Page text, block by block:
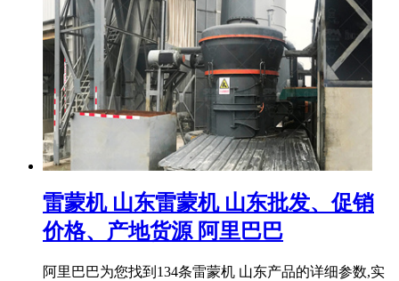
雷蒙机 山东雷蒙机 山东批发、促销
价格、产地货源 阿里巴巴
阿里巴巴为您找到134条雷蒙机 山东产品的详细参数,实